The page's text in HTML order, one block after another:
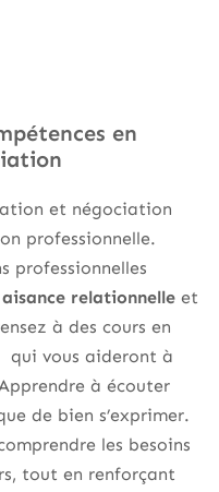
en
et négociation
professionnelle.
professionnelles
aisance relationnelle et
à des cours en
qui vous aideront à
à écouter
de bien s’exprimer.
les besoins
tout en renforçant